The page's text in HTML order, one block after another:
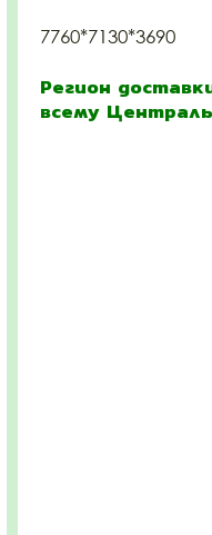
7760*7130*3690
Регион
всему